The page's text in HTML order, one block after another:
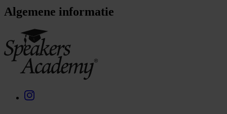
Algemene informatie